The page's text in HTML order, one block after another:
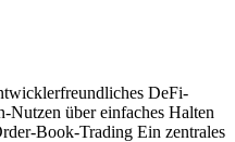
DeFi-
Nutzen über einfaches Halten
Book-Trading Ein zentrales